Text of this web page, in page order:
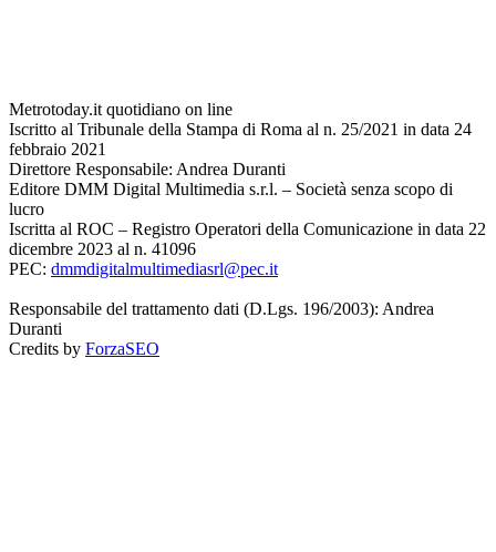
Metrotoday.it quotidiano on line
Iscritto al Tribunale della Stampa di Roma al n. 25/2021 in data 24
febbraio 2021
Direttore Responsabile: Andrea Duranti
Editore DMM Digital Multimedia s.r.l. – Società senza scopo di
lucro
Iscritta al ROC – Registro Operatori della Comunicazione in data 22
dicembre 2023 al n. 41096
PEC: dmmdigitalmultimediasrl@pec.it
Responsabile del trattamento dati (D.Lgs. 196/2003): Andrea
Duranti
Credits by ForzaSEO